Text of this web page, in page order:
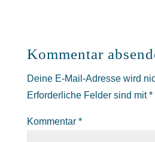
Kommentar
Deine E-Mail-Adresse wird
Erforderliche Felder sind mit*
Kommentar *